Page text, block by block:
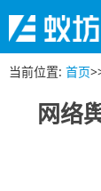
当前位置: 首页
网络